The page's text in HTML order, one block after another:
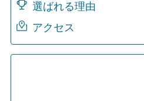
選ばれる理由
アクセス